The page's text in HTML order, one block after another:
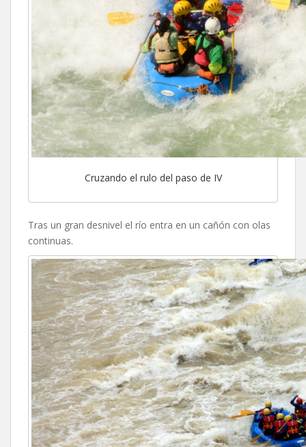
Cruzando el rulo del paso de IV
Tras un gran desnivel el río entra en un cañón con olas
continuas.